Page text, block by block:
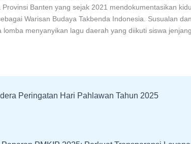
Banten yang sejak 2021 mendokumentasikan
Warisan Budaya Takbenda Indonesia. Susualan
menyanyikan lagu daerah yang diikuti siswa
Peringatan Hari Pahlawan Tahun 2025